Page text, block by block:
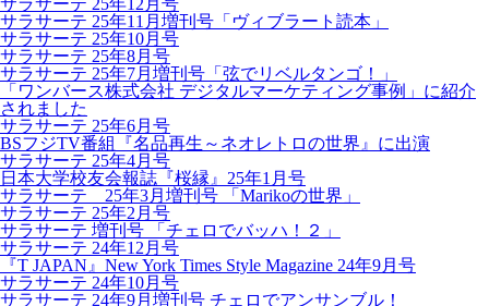
サラサーテ 25年12月号
サラサーテ 25年11月増刊号「ヴィブラート読本」
サラサーテ 25年10月号
サラサーテ 25年8月号
サラサーテ 25年7月増刊号「弦でリベルタンゴ！」
「ワンバース株式会社 デジタルマーケティング事例」に紹介
されました
サラサーテ 25年6月号
BSフジTV番組『名品再生～ネオレトロの世界』に出演
サラサーテ 25年4月号
日本大学校友会報誌『桜縁』25年1月号
サラサーテ 25年3月増刊号 「Marikoの世界」
サラサーテ 25年2月号
サラサーテ 増刊号 「チェロでバッハ！２」
サラサーテ 24年12月号
『T JAPAN』New York Times Style Magazine 24年9月号
サラサーテ 24年10月号
サラサーテ 24年9月増刊号 チェロでアンサンブル！